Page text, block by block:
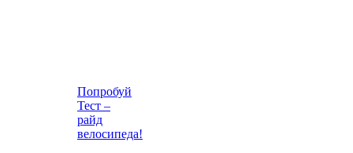
Попробуй
Тест –
райд
велосипеда!